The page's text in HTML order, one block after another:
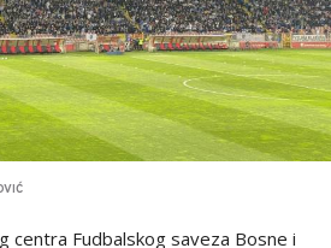
centra Fudbalskog saveza Bosne i